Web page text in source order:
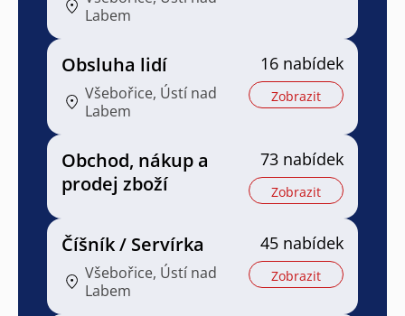
Labem
Obsluha lidí
Všebořice, Ústí nad
Labem
16 nabídek
Zobrazit
Obchod, nákup a
prodej zboží
73 nabídek
Zobrazit
Číšník / Servírka
Všebořice, Ústí nad
Labem
45 nabídek
Zobrazit